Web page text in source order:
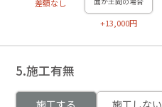
差額なし
+13,000円
5.施工有無
施工する 施工しない